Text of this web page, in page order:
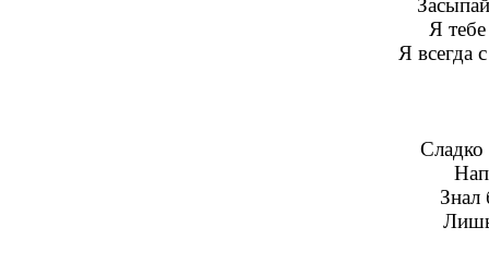
Я
Я всегда
Знал